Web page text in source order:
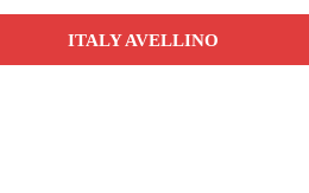
ITALY AVELLINO